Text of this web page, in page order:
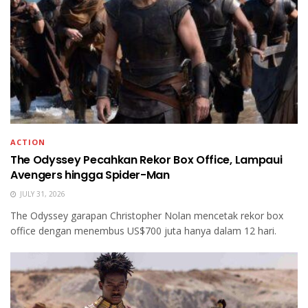
ACTION
The Odyssey Pecahkan Rekor Box Office, Lampaui
Avengers hingga Spider-Man
JULY 31, 2026
The Odyssey garapan Christopher Nolan mencetak rekor box
office dengan menembus US$700 juta hanya dalam 12 hari.